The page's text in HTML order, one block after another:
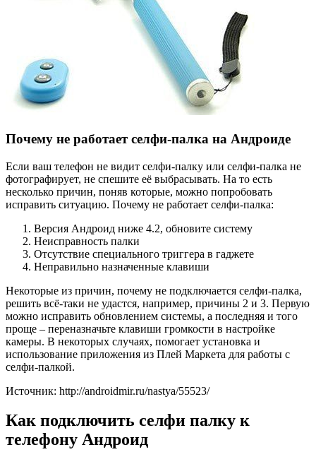
Почему не работает селфи-палка на Андроиде
Если ваш телефон не видит селфи-палку или селфи-палка не
фотографирует, не спешите её выбрасывать. На то есть
несколько причин, поняв которые, можно попробовать
исправить ситуацию. Почему не работает селфи-палка:
Версия Андроид ниже 4.2, обновите систему
Неисправность палки
Отсутствие специального триггера в гаджете
Неправильно назначенные клавиши
Некоторые из причин, почему не подключается селфи-палка,
решить всё-таки не удастся, например, причины 2 и 3. Первую
можно исправить обновлением системы, а последняя и того
проще – переназначьте клавиши громкости в настройке
камеры. В некоторых случаях, помогает установка и
использование приложения из Плей Маркета для работы с
селфи-палкой.
Источник: http://androidmir.ru/nastya/55523/
Как подключить селфи палку к
телефону Андроид